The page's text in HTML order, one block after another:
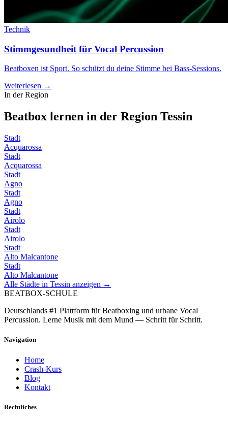
Technik
Stimmgesundheit für Vocal Percussion
Beatboxen ist Sport. So schützt du deine Stimme bei Bass-Sessions.
Weiterlesen →
In der Region
Beatbox lernen in der Region Tessin
Stadt
Acquarossa
Stadt
Acquarossa
Stadt
Agno
Stadt
Agno
Stadt
Airolo
Stadt
Airolo
Stadt
Alto Malcantone
Stadt
Alto Malcantone
Alle Städte in Tessin anzeigen →
BEATBOX-SCHULE
Deutschlands #1 Plattform für Beatboxing und urbane Vocal
Percussion. Lerne Musik mit dem Mund — Schritt für Schritt.
Navigation
Home
Crash-Kurs
Blog
Kontakt
Rechtliches